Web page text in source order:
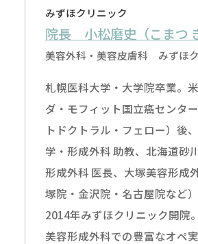
みずほクリニック
院長 小松磨史（こまつ
美容外科・美容皮膚科 みずほ
札幌医科大学・大学院卒業。
ダ・モフィット国立癌センタ
トドクトラル・フェロー）後
学・形成外科 助教、北海道砂
形成外科 医長、大塚美容形成
塚院・金沢院・名古屋院など）
2014年みずほクリニック開院
美容形成外科での豊富なオペ